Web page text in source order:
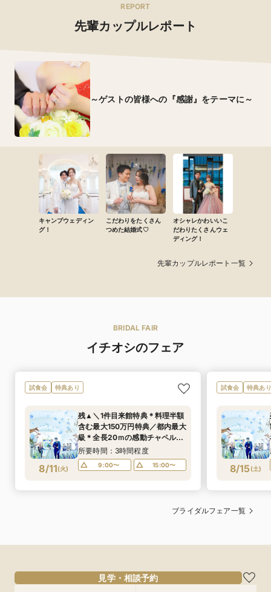
REPORT
先輩カップルレポート
～ゲストの皆様への『感謝』をテーマに～
キャンプウェディン
グ！
こだわりをたくさん
つめた結婚式♡
オシャレかわいいこ
だわりたくさんウェ
ディング！
先輩カップルレポート一覧
BRIDAL FAIR
イチオシのフェア
試食会 特典あり
8/11(火)
残▲＼1件目来館特典＊料理半額
含む最大150万円特典／都内最大
級＊全長20ｍの感動チャペル体
験×デザート試食体験付きBIG
フェア
所要時間：3時間程度
9:00〜 15:00〜
試食会 特典あり
8/15(土)
ブライダルフェア一覧
見学・相談予約